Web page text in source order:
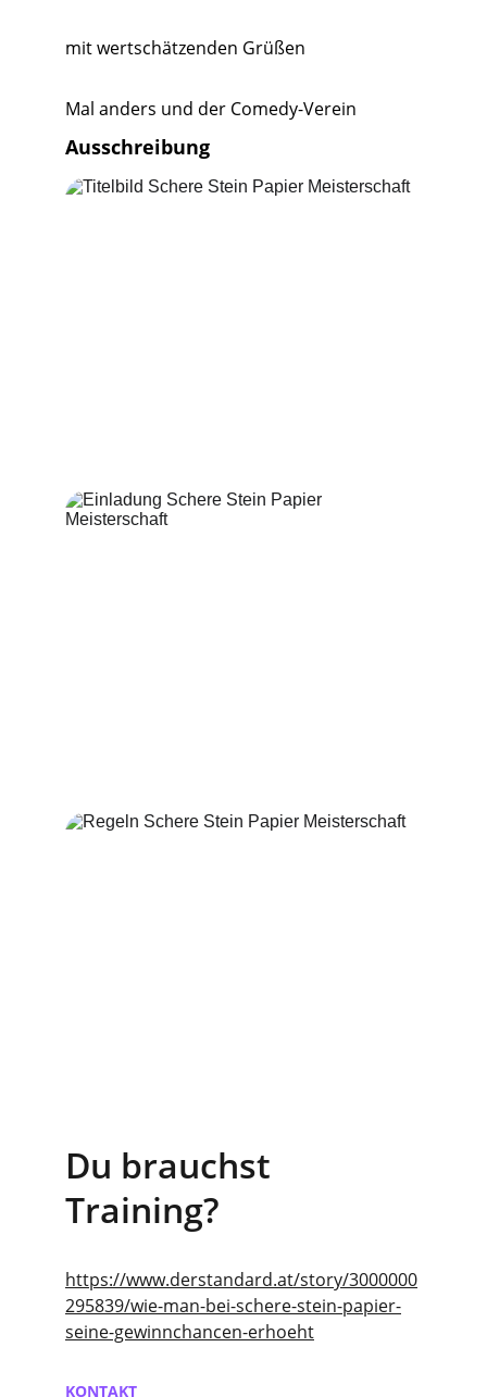
mit wertschätzenden Grüßen
Mal anders und der Comedy-Verein
Ausschreibung
Du brauchst
Training?
https://www.derstandard.at/story/3000000
295839/wie-man-bei-schere-stein-papier-
seine-gewinnchancen-erhoeht
KONTAKT